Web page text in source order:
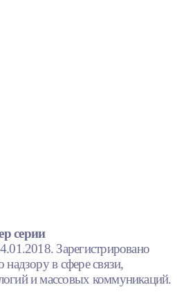
серии
Зарегистрировано
в сфере связи,
и массовых коммуникаций.